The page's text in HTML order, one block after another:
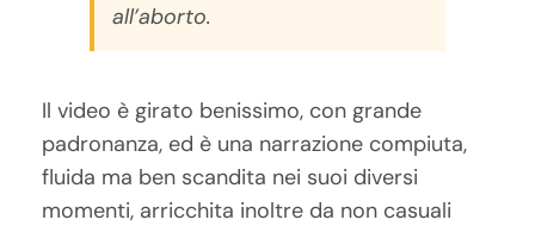
all’aborto.
Il video è girato benissimo, con grande
padronanza, ed è una narrazione compiuta,
fluida ma ben scandita nei suoi diversi
momenti, arricchita inoltre da non casuali